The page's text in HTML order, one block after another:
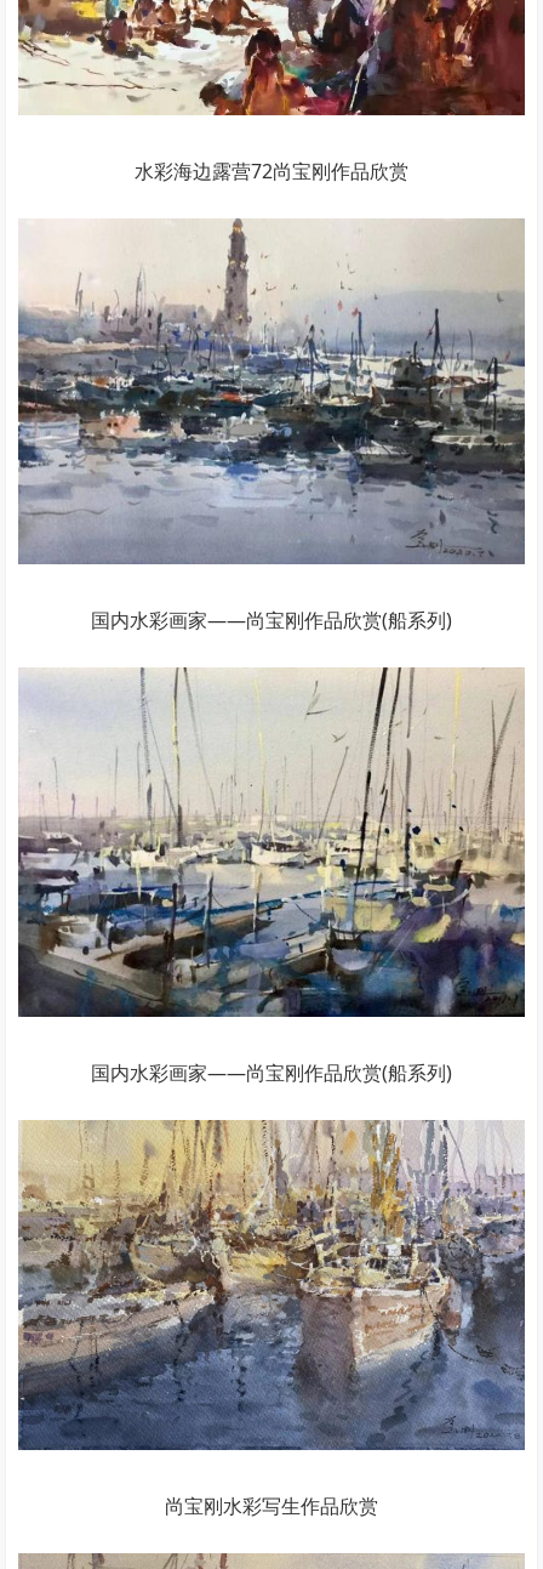
水彩海边露营72尚宝刚作品欣赏
国内水彩画家——尚宝刚作品欣赏(船系列)
国内水彩画家——尚宝刚作品欣赏(船系列)
尚宝刚水彩写生作品欣赏